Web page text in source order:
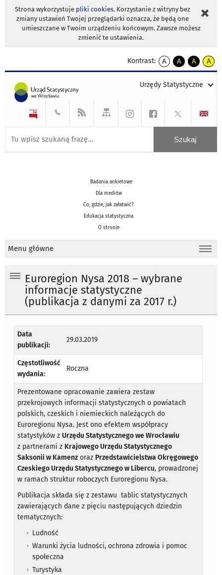
Strona wykorzystuje pliki cookies. Korzystanie z witryny bez
zmiany ustawień Twojej przeglądarki oznacza, że będą one
umieszczane w Twoim urządzeniu końcowym. Zawsze możesz
zmienić te ustawienia.
Kontrast:
A
kontrast
A
kontrast
tekst
czarnym
A
kontrast
tekst
czarnym
A
tekst
żółtym
Urzędy Statystyczne
Badania ankietowe
Dla mediów
Co, gdzie, jak załatwić?
Edukacja statystyczna
O stronie
Menu główne
Euroregion Nysa 2018 – wybrane
informacje statystyczne
(publikacja z danymi za 2017 r.)
Data
publikacji:
29.03.2019
Częstotliwość
wydania:
Roczna
Prezentowane opracowanie zawiera zestaw
przekrojowych informacji statystycznych o powiatach
polskich, czeskich i niemieckich należących do
Euroregionu Nysa. Jest ono efektem współpracy
statystyków zUrzędu Statystycznego we Wrocławiu
z partnerami z Krajowego Urzędu Statystycznego
Saksonii w Kamenz oraz Przedstawicielstwa Okręgowego
Czeskiego Urzędu Statystycznego w Libercu, prowadzonej
w ramach struktur roboczych Euroregionu Nysa.
Publikacja składa się z zestawu tablic statystycznych
zawierających dane z pięciu następujących dziedzin
tematycznych:
Ludność
Warunki życia ludności, ochrona zdrowia i pomoc
społeczna
Turystyka